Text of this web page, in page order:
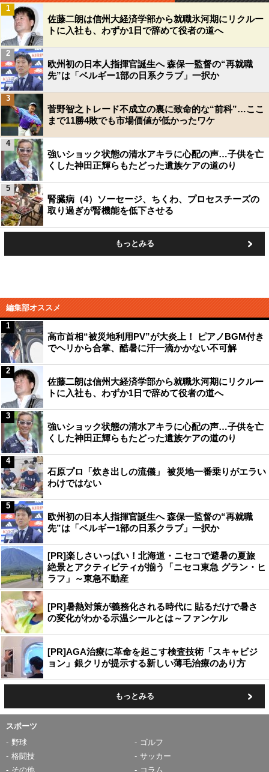
佐藤二朗は信州大経済学部から就職氷河期にリクルー
トに入社も、わずか1日で辞めて役者の道へ
1
欧州初の日本人指揮官誕生へ 森保一監督の“再就職
先”は「ベルギー1部の日系クラブ」一択か
2
菅野智之トレード不成立の裏に致命的な“前科”…ここ
まで11勝4敗でも市場価値が低かったワケ
3
強いショック状態の清水アキラに心配の声…子供を亡
くした神田正輝らもたどった遺族ケアの道のり
4
腎臓病（4）ソーセージ、ちくわ、プロセスチーズの
取り過ぎが腎機能を低下させる
5
もっとみる
編集部オススメ
高市首相“被災地利用PV”が大炎上！ ピアノBGM付き
でヘリから合掌、酷暑に汗一滴かかない不可解
1
佐藤二朗は信州大経済学部から就職氷河期にリクルー
トに入社も、わずか1日で辞めて役者の道へ
2
強いショック状態の清水アキラに心配の声…子供を亡
くした神田正輝らもたどった遺族ケアの道のり
3
石原プロ「炊き出しの流儀」 被災地一番乗りがエラい
わけではない
4
欧州初の日本人指揮官誕生へ 森保一監督の“再就職
先”は「ベルギー1部の日系クラブ」一択か
5
[PR]楽しさいっぱい！北海道・ニセコで避暑の夏旅
絶景とアクティビティが揃う「ニセコ東急 グラン・ヒ
ラフ」～東急不動産
[PR]暑熱対策が義務化される時代に 貼るだけで暑さ
の変化がわかる示温シールとは～ファンケル
[PR]AGA治療に革命を起こす検査技術「スキャビジ
ョン」銀クリが提示する新しい薄毛治療のあり方
もっとみる
スポーツ
野球
ゴルフ
格闘技
サッカー
その他
コラム